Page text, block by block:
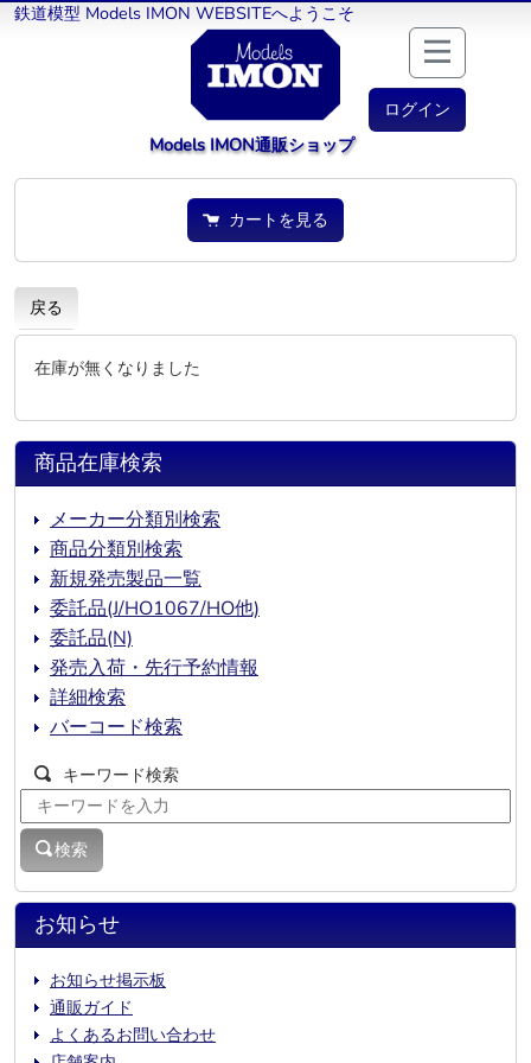
鉄道模型 Models IMON WEBSITEへようこそ
ログイン
Models IMON通販ショップ
カートを見る
戻る
在庫が無くなりました
お知らせ
お知らせ掲示板
通販ガイド
よくあるお問い合わせ
商品在庫検索
メーカー分類別検索
商品分類別検索
新規発売製品一覧
委託品(J/HO1067/HO他)
委託品(N)
発売入荷・先行予約情報
詳細検索
バーコード検索
キーワード検索
検索